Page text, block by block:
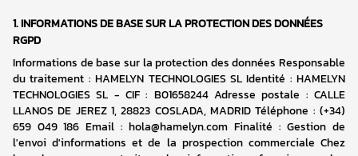
1.INFORMATIONS DE BASE SUR LA PROTECTION DES DONNÉES
RGPD
Informations de base sur la protection des données Responsable
du traitement : HAMELYN TECHNOLOGIES SL Identité : HAMELYN
TECHNOLOGIES SL - CIF : B01658244 Adresse postale : CALLE
LLANOS DE JEREZ 1, 28823 COSLADA, MADRID Téléphone : (+34)
659 049 186 Email : hola@hamelyn.com Finalité : Gestion de
l'envoi d'informations et de la prospection commerciale Chez